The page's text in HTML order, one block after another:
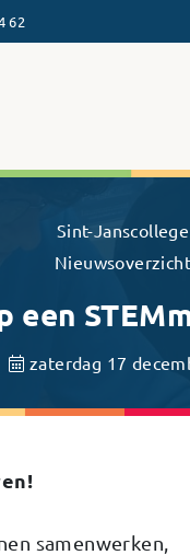
62
Sint-Janscollege
Nieuwsoverzicht
een
zaterdag 17
samenwerken,